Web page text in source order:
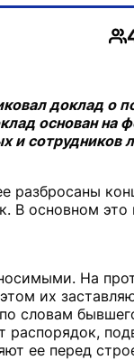
доклад о
основан на
и сотрудников
разбросаны
В основном
На
их
словам
распорядок,
ее перед